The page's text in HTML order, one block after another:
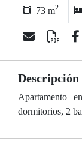
73 m2
Descripción
Apartamento
dormitorios, 2